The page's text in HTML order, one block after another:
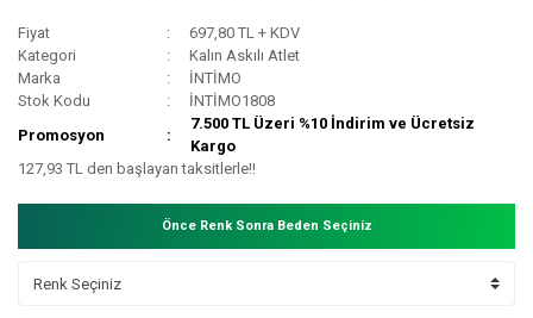
Fiyat
697,80 TL + KDV
Kategori
Kalın Askılı Atlet
Marka
İNTİMO
Stok Kodu
İNTİMO1808
Promosyon
7.500 TL Üzeri %10 İndirim ve Ücretsiz
Kargo
127,93 TL den başlayan taksitlerle!!
Önce Renk Sonra Beden Seçiniz